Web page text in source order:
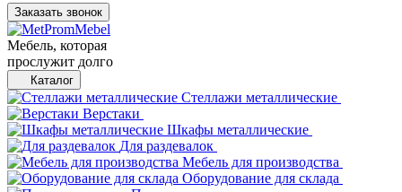
Заказать звонок
Мебель, которая
прослужит долго
Каталог
Стеллажи металлические
Верстаки
Шкафы металлические
Для раздевалок
Мебель для производства
Оборудование для склада